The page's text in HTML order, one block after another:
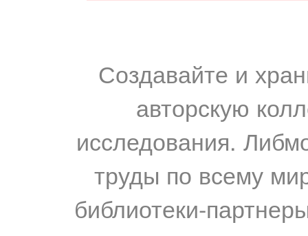
Создавайте и
авторскую
исследования.
труды по всему
библиотеки-